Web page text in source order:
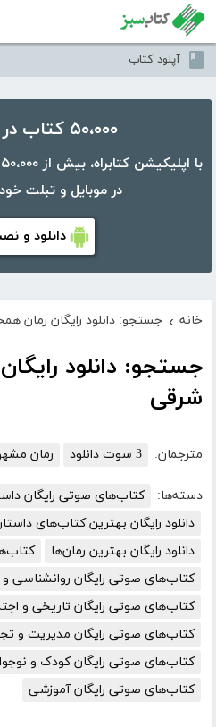
آپلود کتاب
۵۰،۰۰۰ کتاب در موبایل شما
در موبایل و تبلت
دانلود و
خانه › جستجو: دانلود رایگان رمان
جستجو: دانلود
شرقی
مترجمان: 3 سوت دانلود رمان
دسته‌ها:
کتاب‌های صوتی رایگان
دانلود رایگان بهترین کتاب‌های
دانلود رایگان بهترین رمان‌ها
کتاب‌های صوتی رایگان روانشناسی
کتاب‌های صوتی رایگان تاریخی و
کتاب‌های صوتی رایگان مدیریت و
کتاب‌های صوتی رایگان کودک و
کتاب‌های صوتی رایگان آموزشی